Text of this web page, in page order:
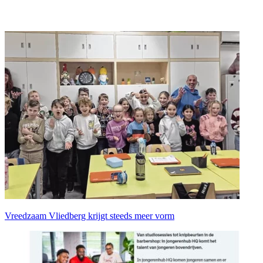
Vreedzaam Vliedberg krijgt steeds meer vorm